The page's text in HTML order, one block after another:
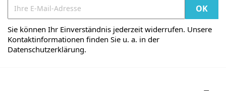
Sie können Ihr Einverständnis jederzeit widerrufen. Unsere
Kontaktinformationen finden Sie u. a. in der
Datenschutzerklärung.